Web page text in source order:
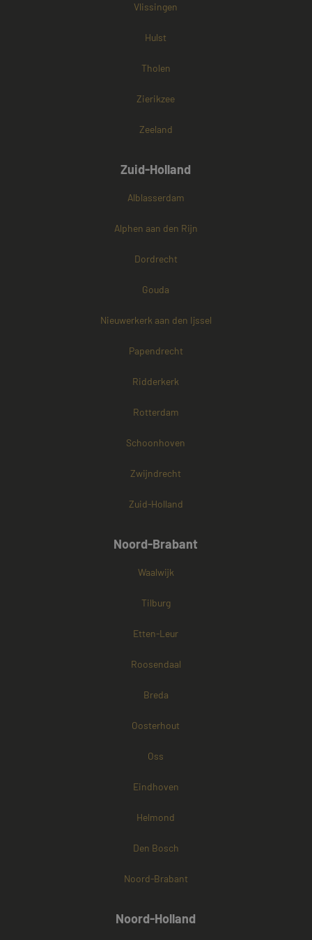
Vlissingen
Hulst
Tholen
Zierikzee
Zeeland
Zuid-Holland
Alblasserdam
Alphen aan den Rijn
Dordrecht
Gouda
Nieuwerkerk aan den Ijssel
Papendrecht
Ridderkerk
Rotterdam
Schoonhoven
Zwijndrecht
Zuid-Holland
Noord-Brabant
Waalwijk
Tilburg
Etten-Leur
Roosendaal
Breda
Oosterhout
Oss
Eindhoven
Helmond
Den Bosch
Noord-Brabant
Noord-Holland